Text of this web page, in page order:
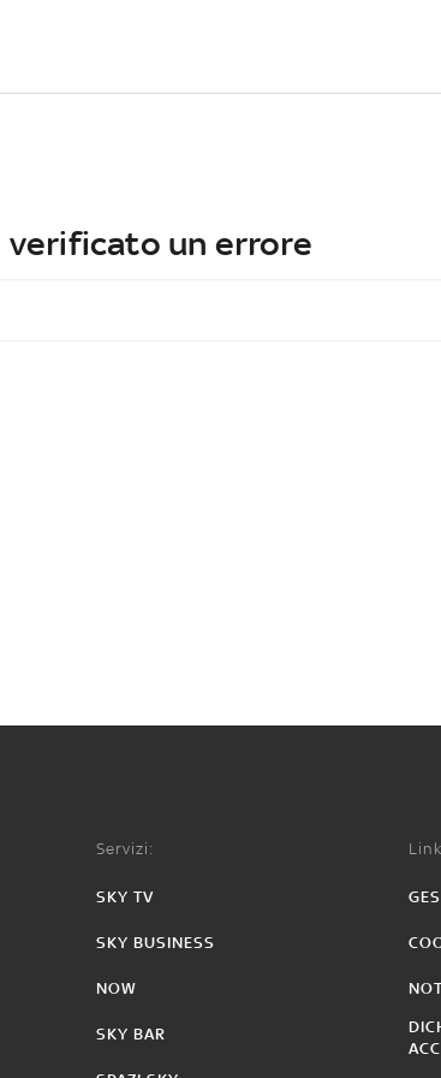
verificato un errore
Servizi:
SKY TV
SKY BUSINESS
NOW
SKY BAR